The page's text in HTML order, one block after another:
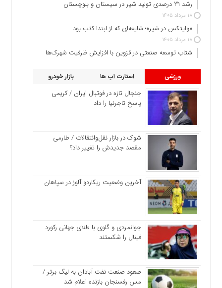
رشد ۳۱ درصدی تولید شیر در سیستان و بلوچستان
۱۸ مرداد ۱۴۰۵
«وایتکس در شیر»؛ شایعه‌ای که از ابتدا کذب بود
۱۸ مرداد ۱۴۰۵
شتاب توسعه صنعتی در قزوین با افزایش ظرفیت شهرک‌ها
ورزشی استارت اپ ها بازار خودرو
جنجال تازه در فوتبال ایران / کریمی
پاسخ تاجرنیا را داد
شوک در بازار نقل‌وانتقالات / طارمی
مقصد جدیدش را تغییر داد؟
آخرین وضعیت ریکاردو آلوز در سپاهان
جوانمردی و گلوی با طلای جهانی رکورد
فینال را شکستند
صعود صنعت نفت آبادان به لیگ برتر /
مس رفسنجان بازنده اعلام شد